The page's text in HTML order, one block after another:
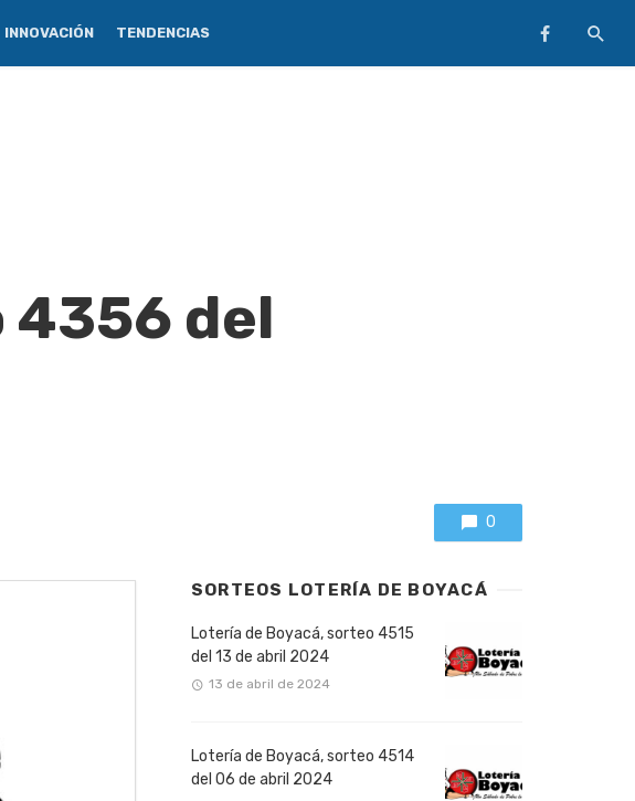
INNOVACIÓN TENDENCIAS
4356 del
0
SORTEOS LOTERÍA DE BOYACÁ
Lotería de Boyacá, sorteo 4515
del 13 de abril 2024
13 de abril de 2024
Lotería de Boyacá, sorteo 4514
del 06 de abril 2024